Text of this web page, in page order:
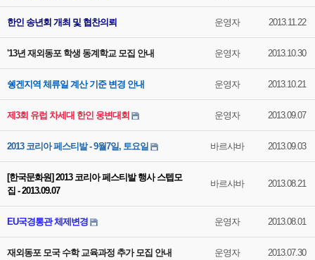
한인 송년회 개최 및 협찬의뢰 운영자 2013.11.22
'13년 재외동포 학생 동계학교 모집 안내 운영자 2013.10.30
쉥겐지역 체류일 계산 기준 변경 안내 운영자 2013.10.21
제3회 유럽 차세대 한인 웅변대회 운영자 2013.09.07
2013 코리아 페스티발 - 9월7일, 토요일 바르샤바 2013.09.03
[한국문화원] 2013 코리아 페스티발 행사 스텝모
집 - 2013.09.07
바르샤바 2013.08.21
EU국경통관 체제변경 운영자 2013.08.01
재외동포 모국 수학 교육과정 추가 모집 안내 운영자 2013.07.30